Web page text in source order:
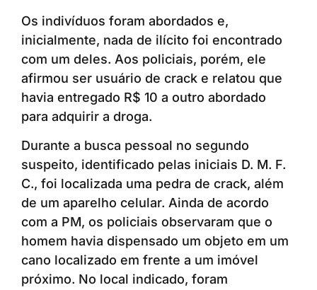
Os indivíduos foram abordados e,
inicialmente, nada de ilícito foi encontrado
com um deles. Aos policiais, porém, ele
afirmou ser usuário de crack e relatou que
havia entregado R$ 10 a outro abordado
para adquirir a droga.
Durante a busca pessoal no segundo
suspeito, identificado pelas iniciais D. M. F.
C., foi localizada uma pedra de crack, além
de um aparelho celular. Ainda de acordo
com a PM, os policiais observaram que o
homem havia dispensado um objeto em um
cano localizado em frente a um imóvel
próximo. No local indicado, foram